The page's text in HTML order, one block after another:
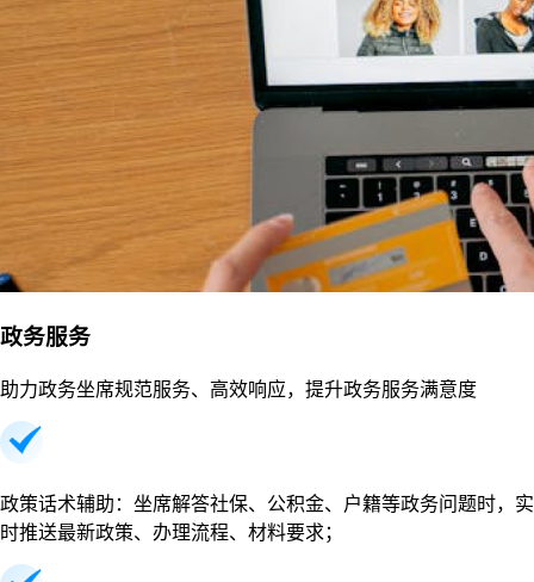
政务服务
助力政务坐席规范服务、高效响应，提升政务服务满意度
政策话术辅助：坐席解答社保、公积金、户籍等政务问题时，实
时推送最新政策、办理流程、材料要求；